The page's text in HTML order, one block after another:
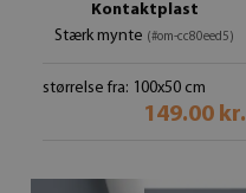
Kontaktplast
Stærk mynte (#om-cc80eed5)
størrelse fra: 100x50 cm
149.00 kr.